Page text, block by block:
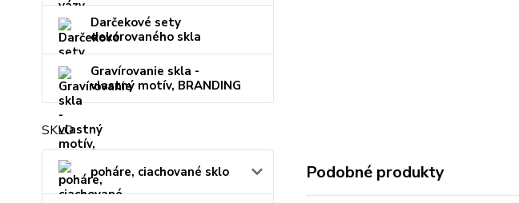
Darčekové sety
dekorovaného skla
Gravírovanie skla -
vlastný motív, BRANDING
SKLO
poháre, ciachované sklo Podobné produkty